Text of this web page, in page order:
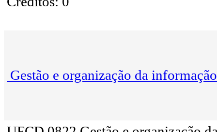
Gestão e organização da informação